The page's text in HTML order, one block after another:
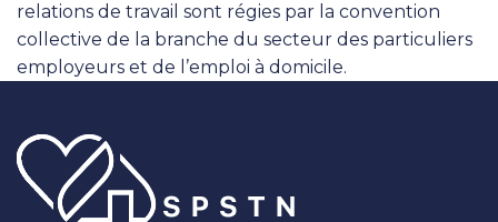
relations de travail sont régies par la convention
collective de la branche du secteur des particuliers
employeurs et de l’emploi à domicile.